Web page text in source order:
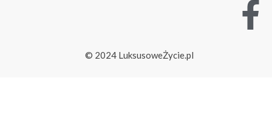
© 2024 LuksusoweŻycie.pl